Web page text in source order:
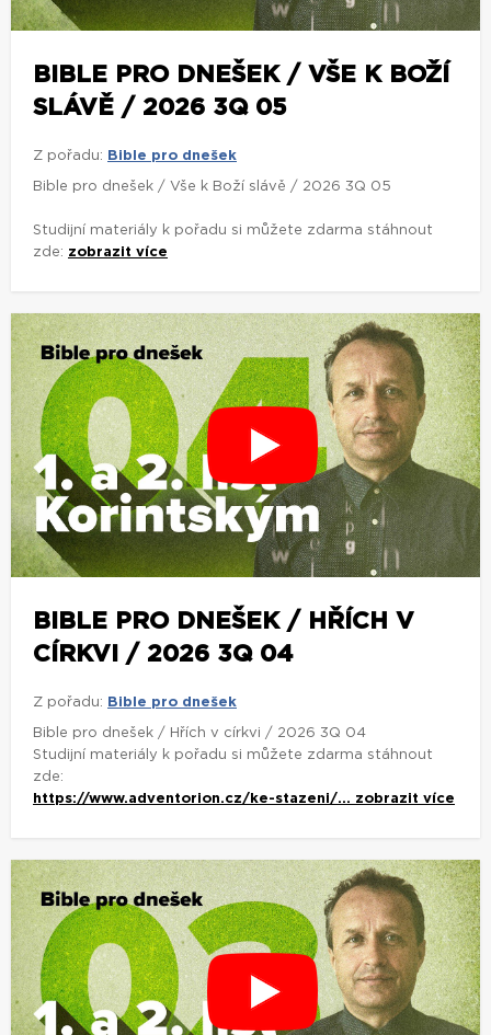
BIBLE PRO DNEŠEK / VŠE K BOŽÍ
SLÁVĚ / 2026 3Q 05
Z pořadu: Bible pro dnešek
Bible pro dnešek / Vše k Boží slávě / 2026 3Q 05
Studijní materiály k pořadu si můžete zdarma stáhnout
zde: zobrazit více
BIBLE PRO DNEŠEK / HŘÍCH V
CÍRKVI / 2026 3Q 04
Z pořadu: Bible pro dnešek
Bible pro dnešek / Hřích v církvi / 2026 3Q 04
Studijní materiály k pořadu si můžete zdarma stáhnout
zde:
https://www.adventorion.cz/ke-stazeni/... zobrazit více